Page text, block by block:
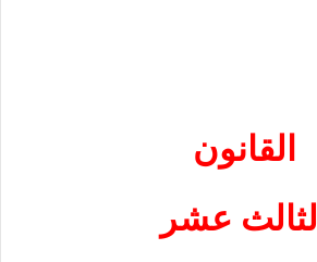
القانون
الثالث عشر